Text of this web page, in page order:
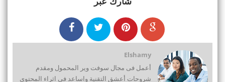
Elshamy
أعمل فى مجال سوفت وير المحمول ومقدم
شروحات أعشق التقنية واساعد فى اثراء المحتوى